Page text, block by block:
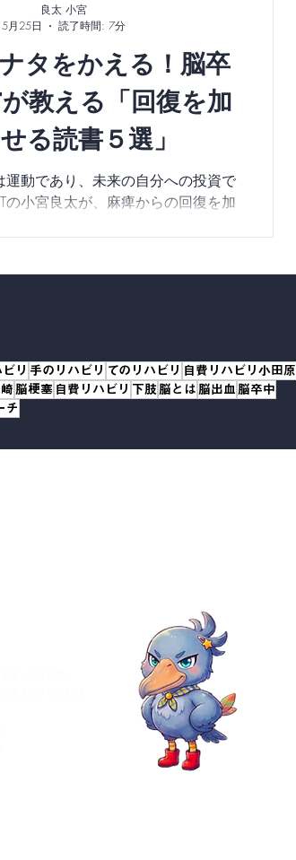
タをかえる！脳卒
教える「回復を加
る読書５選」
運動であり、未来の自分への投資で
の小宮良太が、麻痺からの回復を加
良太 小宮
5月25日
読了時間: 7分
ビリ 手のリハビリ てのリハビリ 自費リハビリ小田原
脳梗塞 自費リハビリ 下肢 脳とは 脳出血 脳卒中
チ